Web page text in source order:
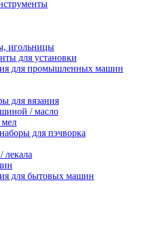
игольницы
для установки
для промышленных машин
для вязания
/ масло
для пэчворка
лекала
для бытовых машин